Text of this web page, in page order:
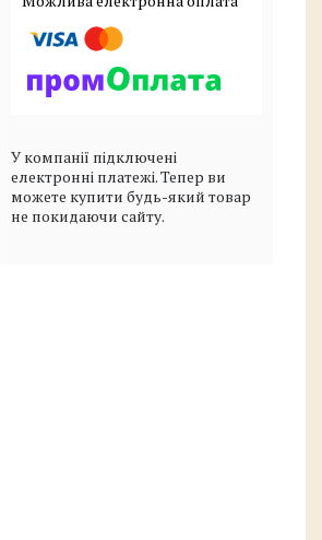
У компанії підключені
електронні платежі. Тепер ви
можете купити будь-який товар
не покидаючи сайту.